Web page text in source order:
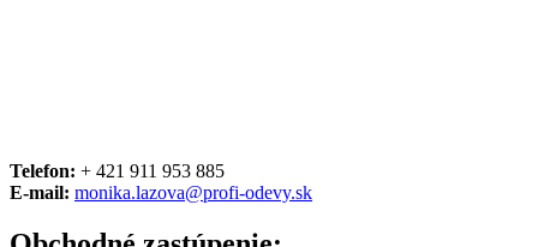
Obchodné zastúpenie: